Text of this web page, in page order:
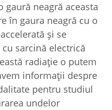
gaură neagră aceasta
în gaura neagră cu o
și se
sarcină electrică
radiație o putem
informații despre
pentru studiul
undelor